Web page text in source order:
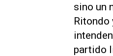
sino un
Ritondo
partido